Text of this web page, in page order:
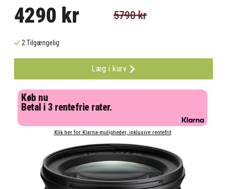
4290 kr 5790 kr
2 Tilgængelig
Læg i kurv
Køb nu
Betal i 3 rentefrie rater.
Klik her for Klarna-muligheder, inklusive rentefrit